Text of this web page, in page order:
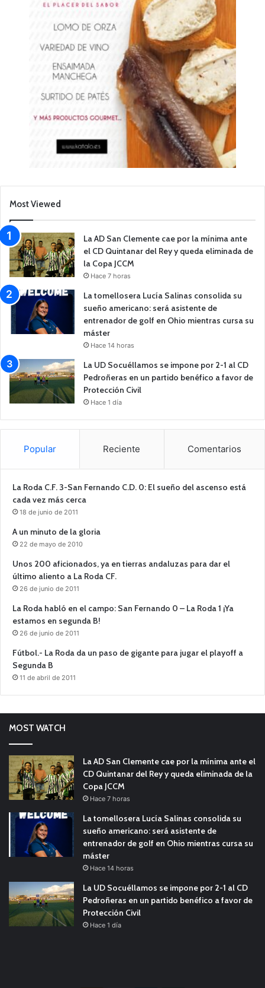
Most Viewed
La AD San Clemente cae por la mínima ante
el CD Quintanar del Rey y queda eliminada de
la Copa JCCM
Hace 7 horas
La tomellosera Lucía Salinas consolida su
sueño americano: será asistente de
entrenador de golf en Ohio mientras cursa su
máster
Hace 14 horas
La UD Socuéllamos se impone por 2-1 al CD
Pedroñeras en un partido benéfico a favor de
Protección Civil
Hace 1 día
Popular Reciente Comentarios
La Roda C.F. 3-San Fernando C.D. 0: El sueño del ascenso está
cada vez más cerca
18 de junio de 2011
A un minuto de la gloria
22 de mayo de 2010
Unos 200 aficionados, ya en tierras andaluzas para dar el
último aliento a La Roda CF.
26 de junio de 2011
La Roda habló en el campo: San Fernando 0 – La Roda 1 ¡Ya
estamos en segunda B!
26 de junio de 2011
Fútbol.- La Roda da un paso de gigante para jugar el playoff a
Segunda B
11 de abril de 2011
MOST WATCH
La AD San Clemente cae por la mínima ante el
CD Quintanar del Rey y queda eliminada de la
Copa JCCM
Hace 7 horas
La tomellosera Lucía Salinas consolida su
sueño americano: será asistente de
entrenador de golf en Ohio mientras cursa su
máster
Hace 14 horas
La UD Socuéllamos se impone por 2-1 al CD
Pedroñeras en un partido benéfico a favor de
Protección Civil
Hace 1 día